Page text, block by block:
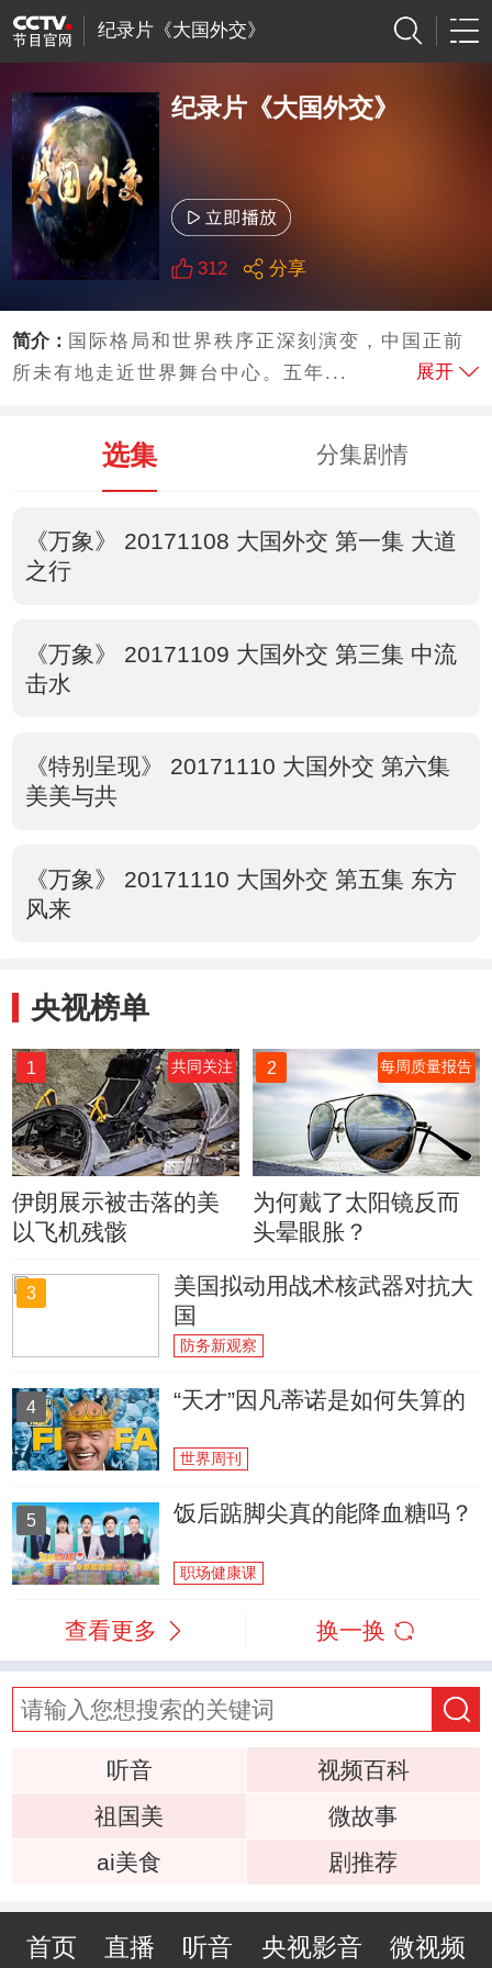
纪录片《大国外交》
纪录片《大国外交》
312 分享
简介： 国际格局和世界秩序正深刻演变，中国正前
所未有地走近世界舞台中心。五年...
展开
选集 分集剧情
《万象》 20171108 大国外交 第一集 大道
之行
《万象》 20171109 大国外交 第三集 中流
击水
《特别呈现》 20171110 大国外交 第六集
美美与共
《万象》 20171110 大国外交 第五集 东方
风来
央视榜单
1 共同关注
伊朗展示被击落的美
以飞机残骸
2 每周质量报告
为何戴了太阳镜反而
头晕眼胀？
3
美国拟动用战术核武器对抗大
国
防务新观察
4 “天才”因凡蒂诺是如何失算的
世界周刊
5 饭后踮脚尖真的能降血糖吗？
职场健康课
查看更多 换一换
听音
视频百科
祖国美
微故事
ai美食
剧推荐
首页 直播 听音 央视影音 微视频